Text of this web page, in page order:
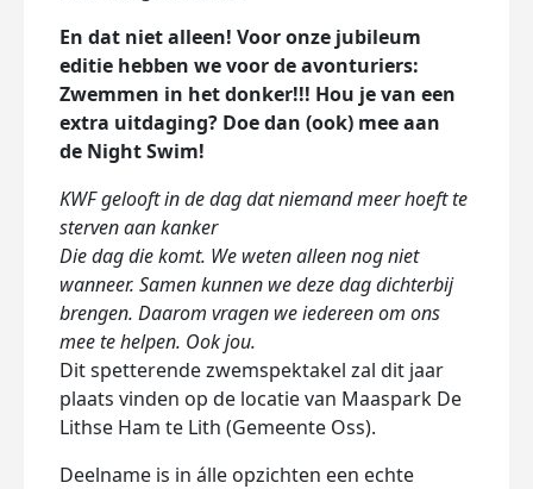
En dat niet alleen! Voor onze jubileum
editie hebben we voor de avonturiers:
Zwemmen in het donker!!! Hou je van een
extra uitdaging? Doe dan (ook) mee aan
de Night Swim!
KWF gelooft in de dag dat niemand meer hoeft te
sterven aan kanker
​Die dag die komt. We weten alleen nog niet
wanneer. Samen kunnen we deze dag dichterbij
brengen. Daarom vragen we iedereen om ons
mee te helpen. Ook jou.
Dit spetterende zwemspektakel zal dit jaar
plaats vinden op de locatie van Maaspark De
Lithse Ham te Lith (Gemeente Oss).
Deelname is in álle opzichten een echte